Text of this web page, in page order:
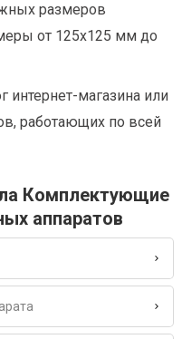
размеров
от 125х125 мм до
интернет-магазина или
работающих по всей
Комплектующие
аппаратов